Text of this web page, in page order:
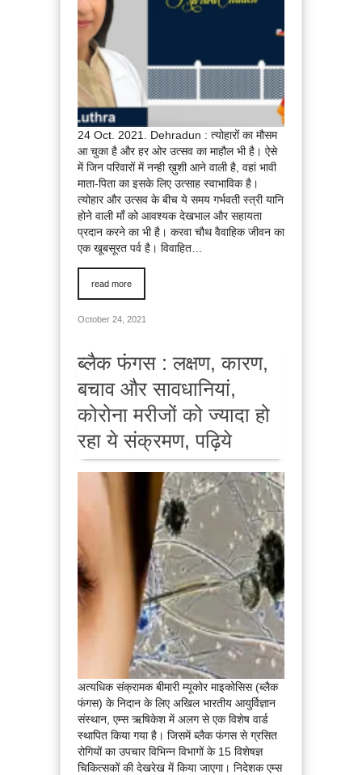
24 Oct. 2021. Dehradun : त्योहारों का मौसम
आ चुका है और हर ओर उत्सव का माहौल भी है। ऐसे
में जिन परिवारों में नन्ही ख़ुशी आने वाली है, वहां भावी
माता-पिता का इसके लिए उत्साह स्वाभाविक है।
त्योहार और उत्सव के बीच ये समय गर्भवती स्त्री यानि
होने वाली माँ को आवश्यक देखभाल और सहायता
प्रदान करने का भी है। करवा चौथ वैवाहिक जीवन का
एक खूबसूरत पर्व है। विवाहित…
read more
October 24, 2021
ब्लैक फंगस : लक्षण, कारण,
बचाव और सावधानियां,
कोरोना मरीजों को ज्यादा हो
रहा ये संक्रमण, पढ़िये
अत्यधिक संक्रामक बीमारी म्यूकोर माइकोसिस (ब्लैक
फंगस) के निदान के लिए अखिल भारतीय आयुर्विज्ञान
संस्थान, एम्स ऋषिकेश में अलग से एक विशेष वार्ड
स्थापित किया गया है। जिसमें ब्लैक फंगस से ग्रसित
रोगियों का उपचार विभिन्न विभागों के 15 विशेषज्ञ
चिकित्सकों की देखरेख में किया जाएगा। निदेशक एम्स